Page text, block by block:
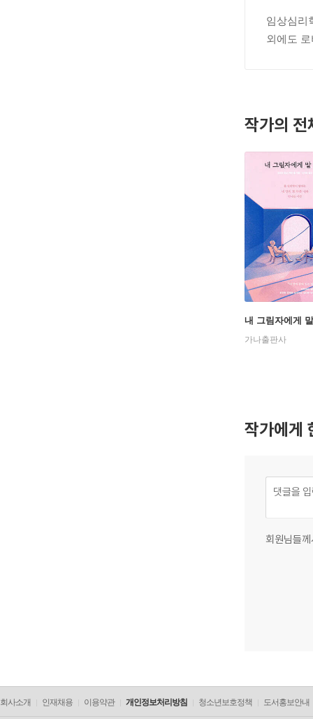
임상심리
외에도
작가의 전
내 그림자에게
가나출판사
작가에게
회원님들
회사소개 인재채용 이용약관 개인정보처리방침 청소년보호정책 도서홍보안내